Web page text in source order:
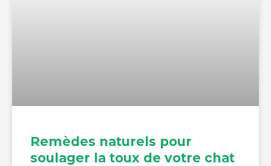
Remèdes naturels pour
soulager la toux de votre chat